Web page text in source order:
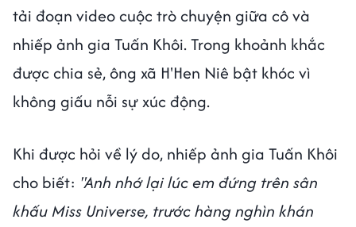
tải đoạn video cuộc trò chuyện giữa cô và
nhiếp ảnh gia Tuấn Khôi. Trong khoảnh khắc
được chia sẻ, ông xã H'Hen Niê bật khóc vì
không giấu nỗi sự xúc động.
Khi được hỏi về lý do, nhiếp ảnh gia Tuấn Khôi
cho biết: "Anh nhớ lại lúc em đứng trên sân
khấu Miss Universe, trước hàng nghìn khán